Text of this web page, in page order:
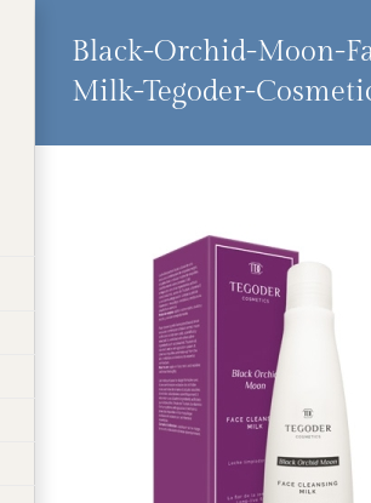
Black-Orchid-Moon-
Milk-Tegoder-